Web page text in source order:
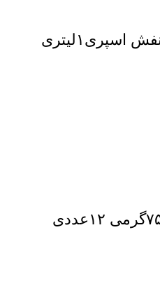
چندمنظوره دامستوس بنفش اسپری۱لیتری